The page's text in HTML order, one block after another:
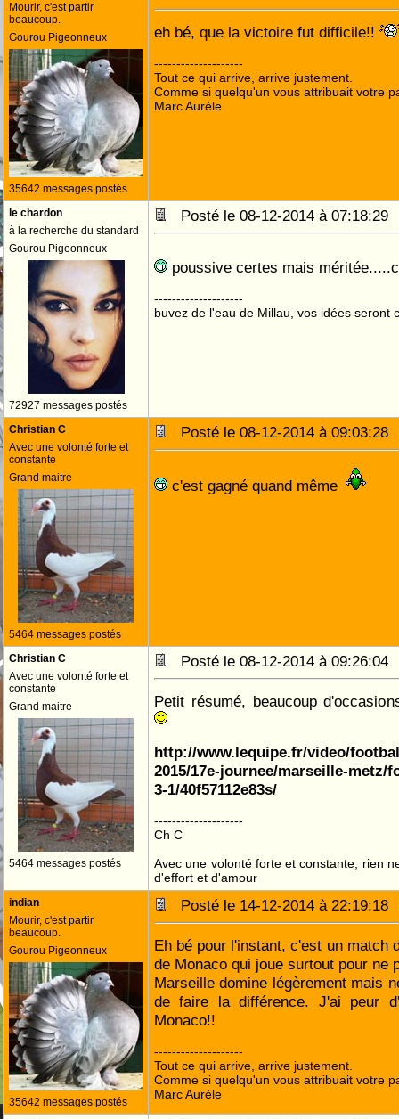
Mourir, c'est partir
beaucoup.
Gourou Pigeonneux
35642 messages postés
eh bé, que la victoire fut difficile!!
--------------------
Tout ce qui arrive, arrive justement.
Comme si quelqu'un vous attribuait votre
Marc Aurèle
le chardon
à la recherche du standard
Gourou Pigeonneux
72927 messages postés
Posté le 08-12-2014 à
poussive certes mais
--------------------
buvez de l'eau de Millau, vos idées seront
Christian C
Avec une volonté forte et
constante
Grand maitre
5464 messages postés
Posté le 08-12-2014 à
c'est gagné quand même
Christian C
Avec une volonté forte et
constante
Grand maitre
5464 messages postés
Posté le 08-12-2014 à
Petit résumé, beaucoup
http://www.lequipe.fr/video/
2015/17e-journee/marseille-metz/
3-1/40f57112e83s/
--------------------
Ch C
Avec une volonté forte et constante, rien
d'effort et d'amour
indian
Mourir, c'est partir
beaucoup.
Gourou Pigeonneux
35642 messages postés
Posté le 14-12-2014 à
Eh bé pour l'instant, c'est un match
de Monaco qui joue surtout pour ne
Marseille domine légèrement mais
de faire la différence. J'ai peur
Monaco!!
--------------------
Tout ce qui arrive, arrive justement.
Comme si quelqu'un vous attribuait votre
Marc Aurèle